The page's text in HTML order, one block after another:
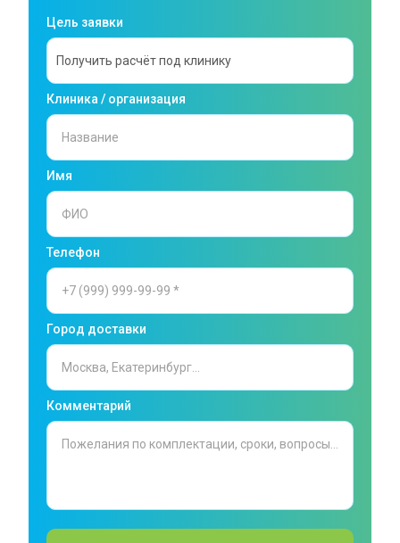
Цель заявки
Клиника / организация
Имя
Телефон
Город доставки
Комментарий